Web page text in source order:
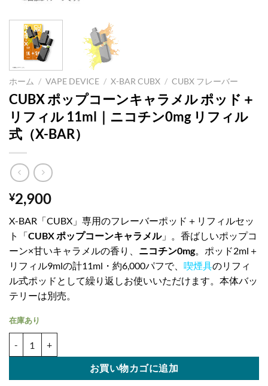
ホーム / VAPE DEVICE / X-BAR CUBX / CUBX フレーバー
CUBX ポップコーンキャラメル ポッド＋
リフィル 11ml｜ニコチン0mg リフィル
式（X-BAR）
¥2,900
X-BAR「CUBX」専用のフレーバーポッド＋リフィルセッ
ト「CUBX ポップコーンキャラメル」。香ばしいポップコ
ーン×甘いキャラメルの香り、 ニコチン0mg。ポッド2ml＋
リフィル9mlの計11ml・約6,000パフで、 喫煙具のリフィ
ル式ポッドとして繰り返しお使いいただけます。本体バッ
テリーは別売。
在庫あり
お買い物カゴに追加